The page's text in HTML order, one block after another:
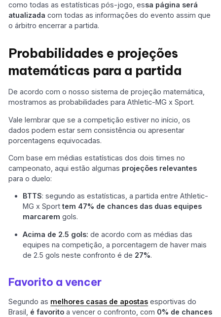
como todas as estatísticas pós-jogo, essa página será
atualizada com todas as informações do evento assim que
o árbitro encerrar a partida.
Probabilidades e projeções
matemáticas para a partida
De acordo com o nosso sistema de projeção matemática,
mostramos as probabilidades para Athletic-MG x Sport.
Vale lembrar que se a competição estiver no início, os
dados podem estar sem consistência ou apresentar
porcentagens equivocadas.
Com base em médias estatísticas dos dois times no
campeonato, aqui estão algumas projeções relevantes
para o duelo:
BTTS: segundo as estatísticas, a partida entre Athletic-
MG x Sporttem 47% de chances das duas equipes
marcarem gols.
Acima de 2.5 gols:de acordo com as médias das
equipes na competição, a porcentagem de haver mais
de 2.5 gols neste confronto é de 27%.
Favorito a vencer
Segundo as melhores casas de apostas esportivas do
Brasil, é favorito a vencer o confronto, com 0% de chances